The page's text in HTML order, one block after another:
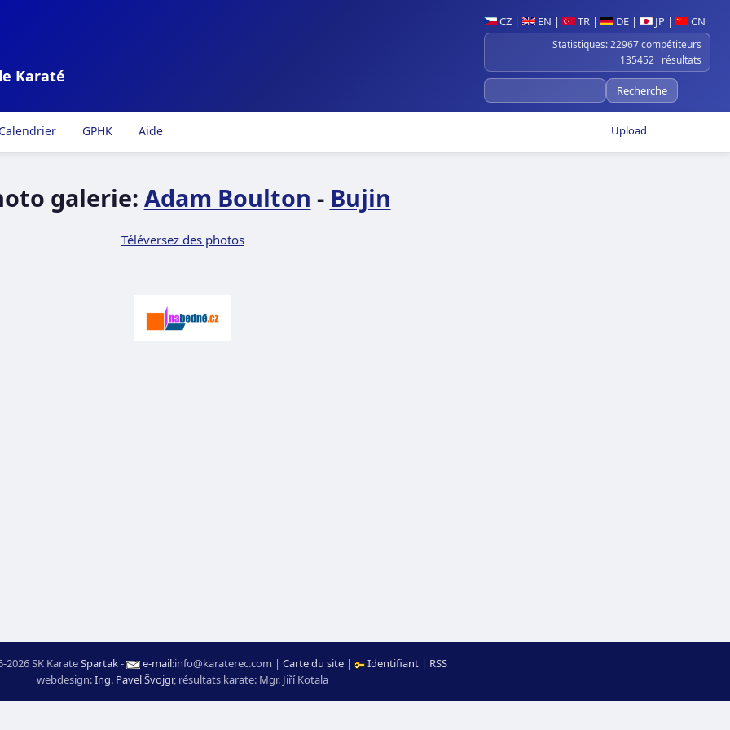
CZ | EN | TR | DE | JP | CN
Statistiques: 22967 compétiteurs
135452 résultats
Karaté
Upload
Calendrier GPHK Aide
galerie: Adam Boulton - Bujin
Téléversez des photos
SK KarateSpartak- e-mail:moc.ceretarak@ofni | Carte du site | Identifiant | RSS
webdesign:Ing. Pavel Švojgr, résultats karate: Mgr. Jiří Kotala